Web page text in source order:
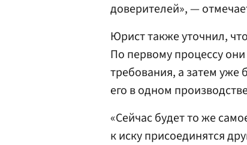
доверителей», —
Юрист также уточнил,
По первому процессу
требования, а затем уже
его в одном
«Сейчас будет то же
к иску присоединятся